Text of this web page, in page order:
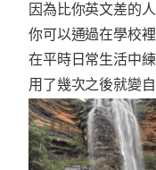
因為比你英文差的人
你可以通過在學校
在平時日常生活中練
用了幾次之後就變自